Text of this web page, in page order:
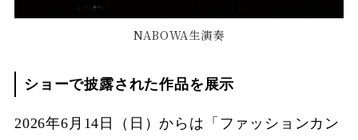
NABOWA生演奏
ショーで披露された作品を展示
2026年6月14日（日）からは「ファッションカン